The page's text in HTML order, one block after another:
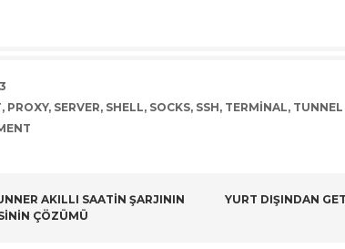
, PROXY, SERVER, SHELL, SOCKS, SSH, TERMINAL, TUNNEL
AKILLI SAATIN ŞARJININ
ÇÖZÜMÜ
YURT DIŞINDAN